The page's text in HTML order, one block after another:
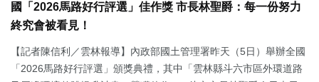
國「2026馬路好行評選」佳作獎 市長林聖爵：每一份努力
終究會被看見！
【記者陳信利／雲林報導】內政部國土管理署昨天（5日）舉辦全國
「2026馬路好行評選」頒獎典禮，其中「雲林縣斗六市區外環道路